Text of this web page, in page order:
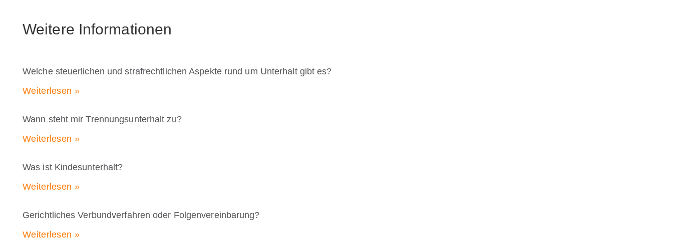
Weitere Informationen
Welche steuerlichen und strafrechtlichen Aspekte rund um Unterhalt gibt es?
Weiterlesen »
Wann steht mir Trennungsunterhalt zu?
Weiterlesen »
Was ist Kindesunterhalt?
Weiterlesen »
Gerichtliches Verbundverfahren oder Folgenvereinbarung?
Weiterlesen »